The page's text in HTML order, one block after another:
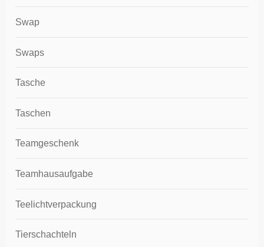
Swap
Swaps
Tasche
Taschen
Teamgeschenk
Teamhausaufgabe
Teelichtverpackung
Tierschachteln